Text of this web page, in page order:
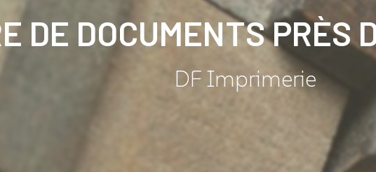
DE DOCUMENTS PRÈS
DF Imprimerie